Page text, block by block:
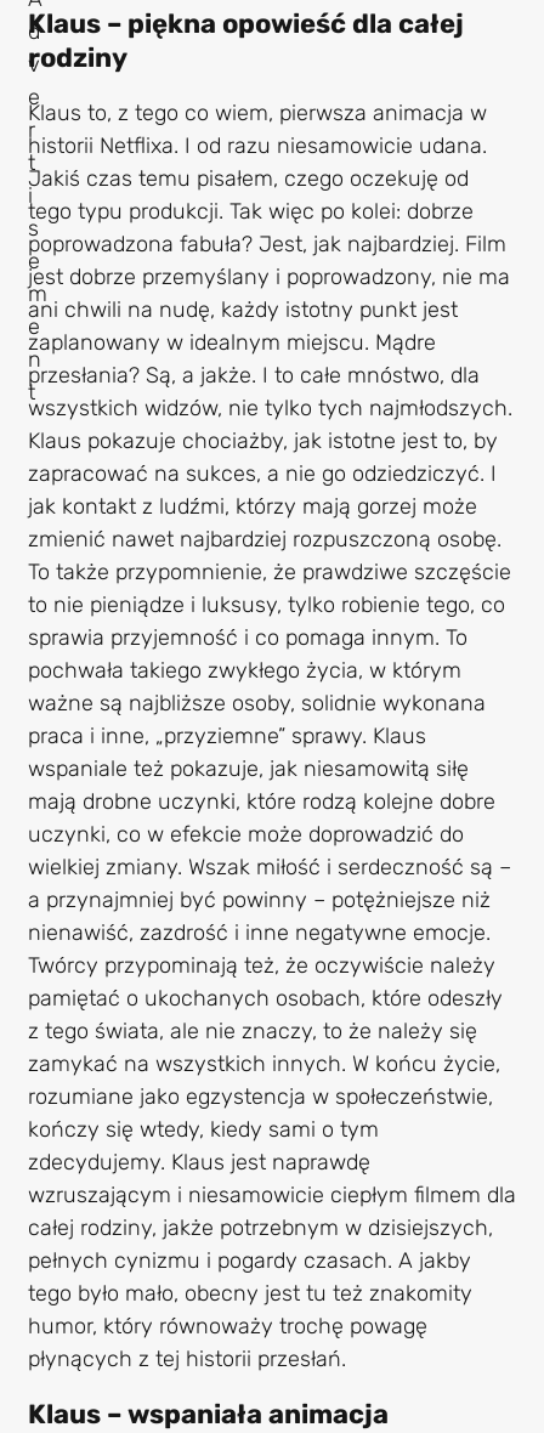
Klaus – piękna opowieść dla całej
rodziny
Klaus to, z tego co wiem, pierwsza animacja w
historii Netflixa. I od razu niesamowicie udana.
Jakiś czas temu pisałem, czego oczekuję od
tego typu produkcji. Tak więc po kolei: dobrze
poprowadzona fabuła? Jest, jak najbardziej. Film
jest dobrze przemyślany i poprowadzony, nie ma
ani chwili na nudę, każdy istotny punkt jest
zaplanowany w idealnym miejscu. Mądre
przesłania? Są, a jakże. I to całe mnóstwo, dla
wszystkich widzów, nie tylko tych najmłodszych.
Klaus pokazuje chociażby, jak istotne jest to, by
zapracować na sukces, a nie go odziedziczyć. I
jak kontakt z ludźmi, którzy mają gorzej może
zmienić nawet najbardziej rozpuszczoną osobę.
To także przypomnienie, że prawdziwe szczęście
to nie pieniądze i luksusy, tylko robienie tego, co
sprawia przyjemność i co pomaga innym. To
pochwała takiego zwykłego życia, w którym
ważne są najbliższe osoby, solidnie wykonana
praca i inne, „przyziemne” sprawy. Klaus
wspaniale też pokazuje, jak niesamowitą siłę
mają drobne uczynki, które rodzą kolejne dobre
uczynki, co w efekcie może doprowadzić do
wielkiej zmiany. Wszak miłość i serdeczność są –
a przynajmniej być powinny – potężniejsze niż
nienawiść, zazdrość i inne negatywne emocje.
Twórcy przypominają też, że oczywiście należy
pamiętać o ukochanych osobach, które odeszły
z tego świata, ale nie znaczy, to że należy się
zamykać na wszystkich innych. W końcu życie,
rozumiane jako egzystencja w społeczeństwie,
kończy się wtedy, kiedy sami o tym
zdecydujemy. Klaus jest naprawdę
wzruszającym i niesamowicie ciepłym filmem dla
całej rodziny, jakże potrzebnym w dzisiejszych,
pełnych cynizmu i pogardy czasach. A jakby
tego było mało, obecny jest tu też znakomity
humor, który równoważy trochę powagę
płynących z tej historii przesłań.
Klaus – wspaniała animacja